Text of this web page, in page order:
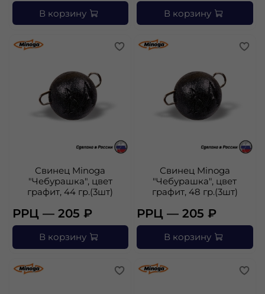
В корзину В корзину
Свинец Minoga
"Чебурашка", цвет
графит, 44 гр.(3шт)
РРЦ — 205 ₽
В корзину
Свинец Minoga
"Чебурашка", цвет
графит, 48 гр.(3шт)
РРЦ — 205 ₽
В корзину